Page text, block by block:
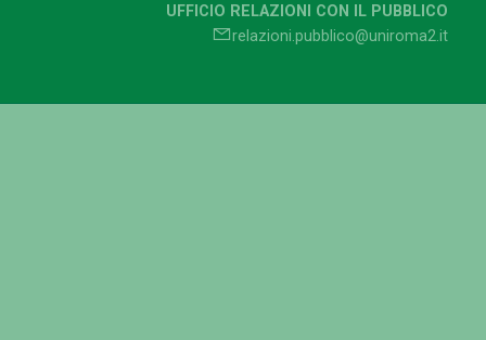
UFFICIO RELAZIONI CON IL PUBBLICO
relazioni.pubblico@uniroma2.it